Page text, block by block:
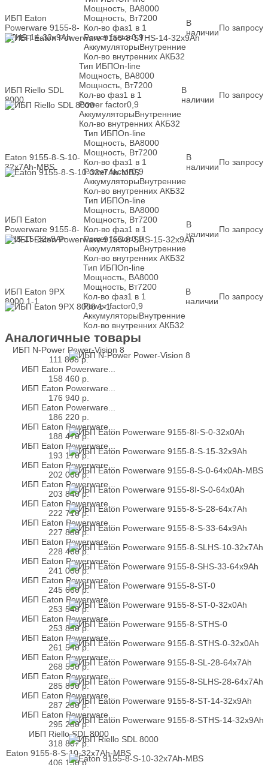
ИБП Eaton
Powerware 9155-8-
STHS-14-32x9Ah
Мощность, ВА8000
Мощность, Вт7200
Кол-во фаз1 в 1
Power factor0,9
АккумуляторыВнутренние
Кол-во внутренних АКБ32
В
наличииПо запросу
ИБП Riello SDL
8000
Тип ИБПOn-line
Мощность, ВА8000
Мощность, Вт7200
Кол-во фаз1 в 1
Power factor0,9
АккумуляторыВнутренние
Кол-во внутренних АКБ32
В
наличии
По запросу
Eaton 9155-8-S-10-
32x7Ah-MBS
Тип ИБПOn-line
Мощность, ВА8000
Мощность, Вт7200
Кол-во фаз1 в 1
Power factor0,9
АккумуляторыВнутренние
Кол-во внутренних АКБ32
В
наличииПо запросу
ИБП Eaton
Powerware 9155-8-
SHS-15-32x9Ah
Тип ИБПOn-line
Мощность, ВА8000
Мощность, Вт7200
Кол-во фаз1 в 1
Power factor0,9
АккумуляторыВнутренние
Кол-во внутренних АКБ32
В
наличииПо запросу
ИБП Eaton 9PX
8000 1-1
Тип ИБПOn-line
Мощность, ВА8000
Мощность, Вт7200
Кол-во фаз1 в 1
Power factor0,9
АккумуляторыВнутренние
Кол-во внутренних АКБ32
В
наличииПо запросу
Аналогичные товары
ИБП N-Power Power-Vision 8
111 808р.
ИБП Eaton Powerware...
158 460 р.
ИБП Eaton Powerware...
176 940 р.
ИБП Eaton Powerware...
186 220 р.
ИБП Eaton Powerware...
188 470р.
ИБП Eaton Powerware...
193 170р.
ИБП Eaton Powerware...
202 060р.
ИБП Eaton Powerware...
203 840р.
ИБП Eaton Powerware...
222 710р.
ИБП Eaton Powerware...
227 880р.
ИБП Eaton Powerware...
228 460р.
ИБП Eaton Powerware...
241 000р.
ИБП Eaton Powerware...
245 660р.
ИБП Eaton Powerware...
253 540р.
ИБП Eaton Powerware...
253 850р.
ИБП Eaton Powerware...
261 540р.
ИБП Eaton Powerware...
268 530р.
ИБП Eaton Powerware...
285 890р.
ИБП Eaton Powerware...
287 280р.
ИБП Eaton Powerware...
295 280р.
ИБП Riello SDL 8000
318 807р.
Eaton 9155-8-S-10-32x7Ah-MBS
406 150р.